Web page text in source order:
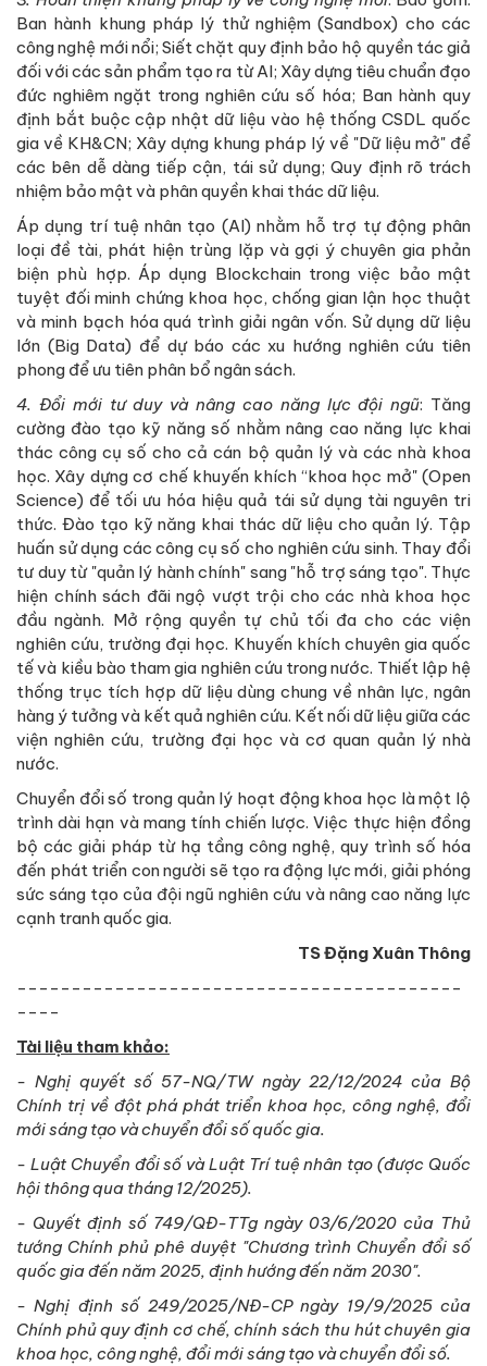
Ban hành khung pháp lý thử nghiệm (Sandbox) cho các
công nghệ mới nổi; Siết chặt quy định bảo hộ quyền tác giả
đối với các sản phẩm tạo ra từ AI; Xây dựng tiêu chuẩn đạo
đức nghiêm ngặt trong nghiên cứu số hóa; Ban hành quy
định bắt buộc cập nhật dữ liệu vào hệ thống CSDL quốc
gia về KH&CN; Xây dựng khung pháp lý về "Dữ liệu mở" để
các bên dễ dàng tiếp cận, tái sử dụng; Quy định rõ trách
nhiệm bảo mật và phân quyền khai thác dữ liệu.
Áp dụng trí tuệ nhân tạo (AI) nhằm hỗ trợ tự động phân
loại đề tài, phát hiện trùng lặp và gợi ý chuyên gia phản
biện phù hợp. Áp dụng Blockchain trong việc bảo mật
tuyệt đối minh chứng khoa học, chống gian lận học thuật
và minh bạch hóa quá trình giải ngân vốn. Sử dụng dữ liệu
lớn (Big Data) để dự báo các xu hướng nghiên cứu tiên
phong để ưu tiên phân bổ ngân sách.
4. Đổi mới tư duy và nâng cao năng lực đội ngũ: Tăng
cường đào tạo kỹ năng số nhằm nâng cao năng lực khai
thác công cụ số cho cả cán bộ quản lý và các nhà khoa
học. Xây dựng cơ chế khuyến khích “khoa học mở" (Open
Science) để tối ưu hóa hiệu quả tái sử dụng tài nguyên tri
thức. Đào tạo kỹ năng khai thác dữ liệu cho quản lý. Tập
huấn sử dụng các công cụ số cho nghiên cứu sinh. Thay đổi
tư duy từ "quản lý hành chính" sang "hỗ trợ sáng tạo". Thực
hiện chính sách đãi ngộ vượt trội cho các nhà khoa học
đầu ngành. Mở rộng quyền tự chủ tối đa cho các viện
nghiên cứu, trường đại học. Khuyến khích chuyên gia quốc
tế và kiều bào tham gia nghiên cứu trong nước. Thiết lập hệ
thống trục tích hợp dữ liệu dùng chung về nhân lực, ngân
hàng ý tưởng và kết quả nghiên cứu. Kết nối dữ liệu giữa các
viện nghiên cứu, trường đại học và cơ quan quản lý nhà
nước.
Chuyển đổi số trong quản lý hoạt động khoa học là một lộ
trình dài hạn và mang tính chiến lược. Việc thực hiện đồng
bộ các giải pháp từ hạ tầng công nghệ, quy trình số hóa
đến phát triển con người sẽ tạo ra động lực mới, giải phóng
sức sáng tạo của đội ngũ nghiên cứu và nâng cao năng lực
cạnh tranh quốc gia.
TS Đặng Xuân Thông
-----------------------------------------
----
Tài liệu tham khảo:
- Nghị quyết số 57-NQ/TW ngày 22/12/2024 của Bộ
Chính trị về đột phá phát triển khoa học, công nghệ, đổi
mới sáng tạo và chuyển đổi số quốc gia.
- Luật Chuyển đổi số và Luật Trí tuệ nhân tạo (được Quốc
hội thông qua tháng 12/2025).
- Quyết định số 749/QĐ-TTg ngày 03/6/2020 của Thủ
tướng Chính phủ phê duyệt "Chương trình Chuyển đổi số
quốc gia đến năm 2025, định hướng đến năm 2030".
- Nghị định số 249/2025/NĐ-CP ngày 19/9/2025 của
Chính phủ quy định cơ chế, chính sách thu hút chuyên gia
khoa học, công nghệ, đổi mới sáng tạo và chuyển đổi số.